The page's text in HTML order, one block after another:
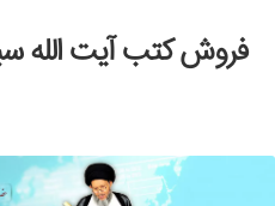
Skip
to
Skip
to
فروش کتب آیت الله
خانه